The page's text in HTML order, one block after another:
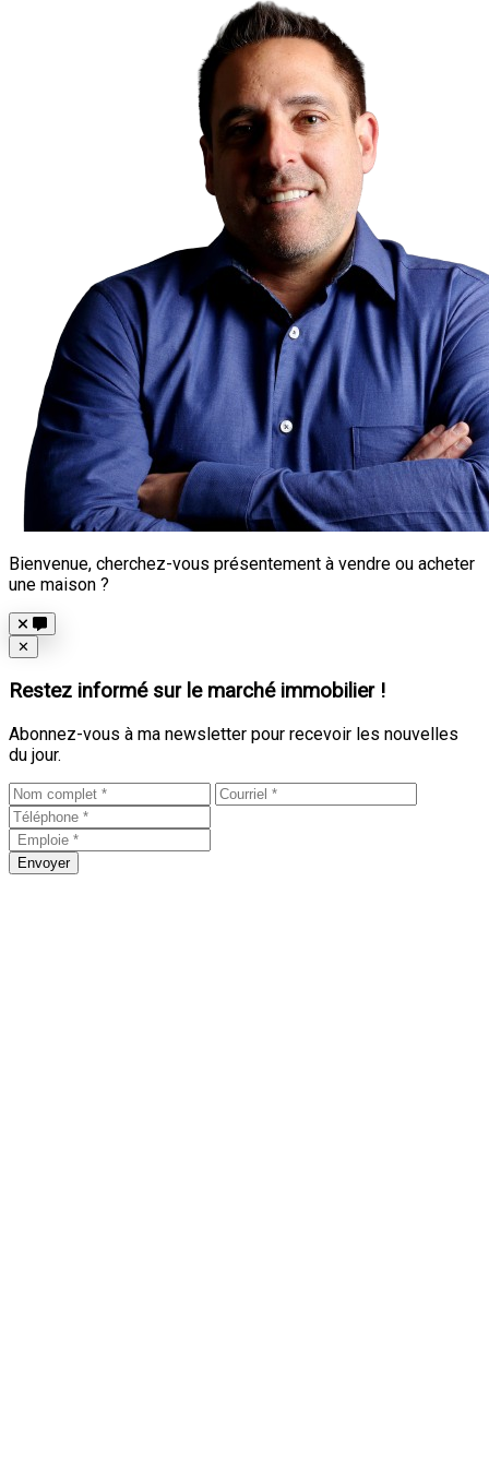
Bienvenue, cherchez-vous présentement à vendre ou acheter
une maison ?
Close
✕
Restez informé sur le marché immobilier !
Abonnez-vous à ma newsletter pour recevoir les nouvelles
du jour.
Envoyer